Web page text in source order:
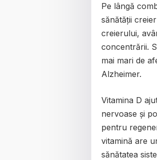
Pe lângă
sănătății
creierului,
concentrării.
mai mari de
Alzheimer.
Vitamina D
nervoase și
pentru
vitamină are
sănătatea